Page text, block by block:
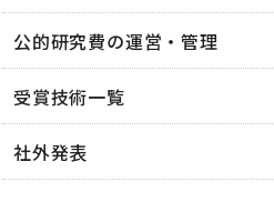
公的研究費の運営・管理
受賞技術一覧
社外発表